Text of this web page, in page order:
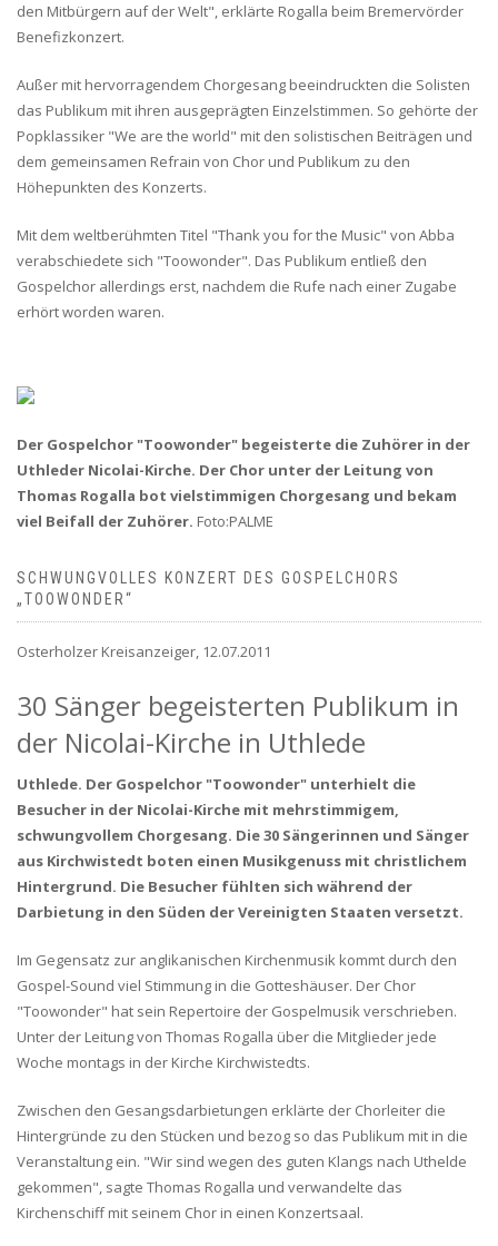
den Mitbürgern auf der Welt", erklärte Rogalla beim Bremervörder
Benefizkonzert.
Außer mit hervorragendem Chorgesang beeindruckten die Solisten
das Publikum mit ihren ausgeprägten Einzelstimmen. So gehörte der
Popklassiker "We are the world" mit den solistischen Beiträgen und
dem gemeinsamen Refrain von Chor und Publikum zu den
Höhepunkten des Konzerts.
Mit dem weltberühmten Titel "Thank you for the Music" von Abba
verabschiedete sich "Toowonder". Das Publikum entließ den
Gospelchor allerdings erst, nachdem die Rufe nach einer Zugabe
erhört worden waren.
Der Gospelchor "Toowonder" begeisterte die Zuhörer in der
Uthleder Nicolai-Kirche. Der Chor unter der Leitung von
Thomas Rogalla bot vielstimmigen Chorgesang und bekam
viel Beifall der Zuhörer. Foto:PALME
SCHWUNGVOLLES KONZERT DES GOSPELCHORS
„TOOWONDER“
Osterholzer Kreisanzeiger, 12.07.2011
30 Sänger begeisterten Publikum in
der Nicolai-Kirche in Uthlede
Uthlede. Der Gospelchor "Toowonder" unterhielt die
Besucher in der Nicolai-Kirche mit mehrstimmigem,
schwungvollem Chorgesang. Die 30 Sängerinnen und Sänger
aus Kirchwistedt boten einen Musikgenuss mit christlichem
Hintergrund. Die Besucher fühlten sich während der
Darbietung in den Süden der Vereinigten Staaten versetzt.
Im Gegensatz zur anglikanischen Kirchenmusik kommt durch den
Gospel-Sound viel Stimmung in die Gotteshäuser. Der Chor
"Toowonder" hat sein Repertoire der Gospelmusik verschrieben.
Unter der Leitung von Thomas Rogalla über die Mitglieder jede
Woche montags in der Kirche Kirchwistedts.
Zwischen den Gesangsdarbietungen erklärte der Chorleiter die
Hintergründe zu den Stücken und bezog so das Publikum mit in die
Veranstaltung ein. "Wir sind wegen des guten Klangs nach Uthelde
gekommen", sagte Thomas Rogalla und verwandelte das
Kirchenschiff mit seinem Chor in einen Konzertsaal.